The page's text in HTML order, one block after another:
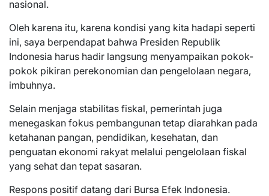
nasional.
Oleh karena itu, karena kondisi yang kita hadapi seperti
ini, saya berpendapat bahwa Presiden Republik
Indonesia harus hadir langsung menyampaikan pokok-
pokok pikiran perekonomian dan pengelolaan negara,
imbuhnya.
Selain menjaga stabilitas fiskal, pemerintah juga
menegaskan fokus pembangunan tetap diarahkan pada
ketahanan pangan, pendidikan, kesehatan, dan
penguatan ekonomi rakyat melalui pengelolaan fiskal
yang sehat dan tepat sasaran.
Respons positif datang dari Bursa Efek Indonesia.